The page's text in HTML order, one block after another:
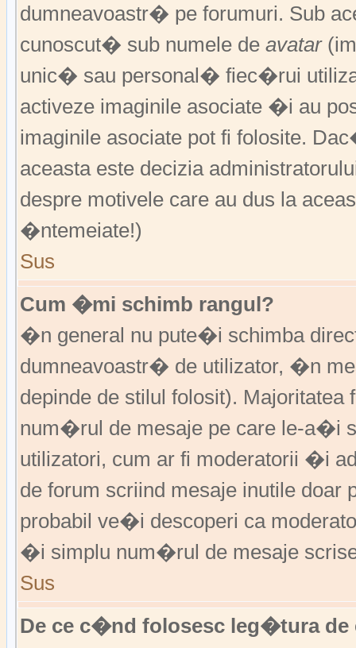
dumneavoastr� pe forumuri. Sub
cunoscut� sub numele de avatar
unic� sau personal� fiec�rui
activeze imaginile asociate �i au
imaginile asociate pot fi folosite.
aceasta este decizia
despre motivele care au dus la
�ntemeiate!)
Sus
Cum �mi schimb rangul?
�n general nu pute�i schimba
dumneavoastr� de utilizator, �n
depinde de stilul folosit).
num�rul de mesaje pe care le-a�i
utilizatori, cum ar fi moderatorii �i
de forum scriind mesaje inutile
probabil ve�i descoperi ca
�i simplu num�rul de mesaje
Sus
De ce c�nd folosesc leg�tura